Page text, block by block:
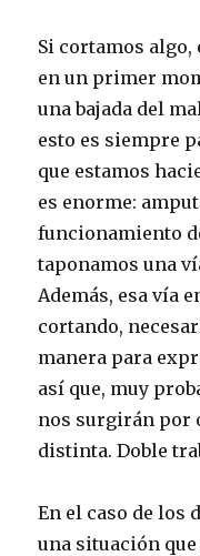
Si cortamos algo,
en un primer
una bajada del
esto es siempre
que estamos
es enorme:
funcionamiento
taponamos una
Además, esa vía
cortando,
manera para
así que, muy
nos surgirán por
distinta. Doble
En el caso de los
una situación